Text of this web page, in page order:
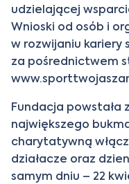
udzielającej
Wnioski od osób i
w rozwijaniu kariery
za pośrednictwem
Fundacja powstała
największego
charytatywną
działacze oraz
samym dniu – 22